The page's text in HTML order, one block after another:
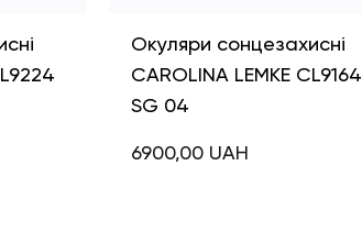
Окуляри сонцезахисні
CAROLINA LEMKE CL9164
SG 04
6900,00 UAH